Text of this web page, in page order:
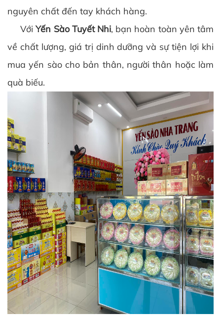
nguyên chất đến tay khách hàng.
VớiYến Sào Tuyết Nhi, bạn hoàn toàn yên tâm
về chất lượng, giá trị dinh dưỡng và sự tiện lợi khi
mua yến sào cho bản thân, người thân hoặc làm
quà biếu.